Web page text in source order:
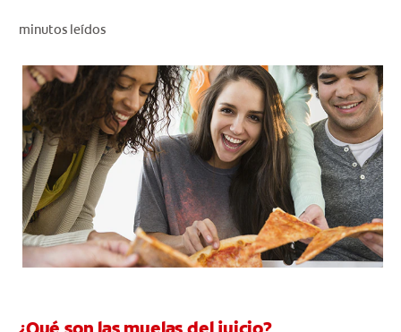
PARA PROFESIONALES
CUPONES
CO (ES)
SUSCRÍBETE
minutos leídos